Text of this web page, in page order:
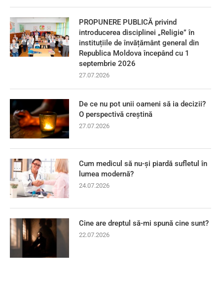
PROPUNERE PUBLICĂ privind
introducerea disciplinei „Religie” în
instituțiile de învățământ general din
Republica Moldova începând cu 1
septembrie 2026
27.07.2026
De ce nu pot unii oameni să ia decizii?
O perspectivă creștină
27.07.2026
Cum medicul să nu-și piardă sufletul în
lumea modernă?
24.07.2026
Cine are dreptul să-mi spună cine sunt?
22.07.2026